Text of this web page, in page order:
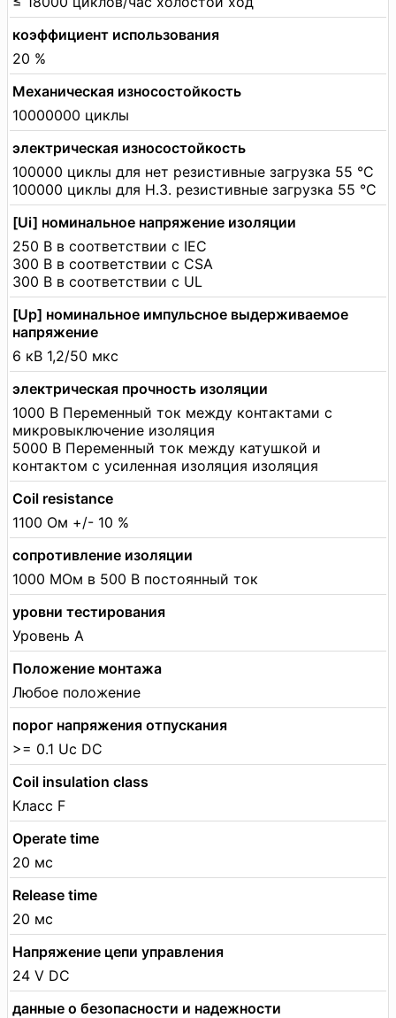
коэффициент использования
20 %
Механическая износостойкость
10000000 циклы
электрическая износостойкость
100000 циклы для нет резистивные загрузка 55 °C
100000 циклы для Н.З. резистивные загрузка 55 °C
[Ui] номинальное напряжение изоляции
250 В в соответствии с IEC
300 В в соответствии с CSA
300 В в соответствии с UL
[Up] номинальное импульсное выдерживаемое
напряжение
6 кВ 1,2/50 мкс
электрическая прочность изоляции
1000 В Переменный ток между контактами с
микровыключение изоляция
5000 В Переменный ток между катушкой и
контактом с усиленная изоляция изоляция
Coil resistance
1100 Ом +/- 10 %
сопротивление изоляции
1000 МОм в 500 В постоянный ток
уровни тестирования
Уровень А
Положение монтажа
Любое положение
порог напряжения отпускания
>= 0.1 Uc DC
Coil insulation class
Класс F
Operate time
20 мс
Release time
20 мс
Напряжение цепи управления
24 V DC
данные о безопасности и надежности